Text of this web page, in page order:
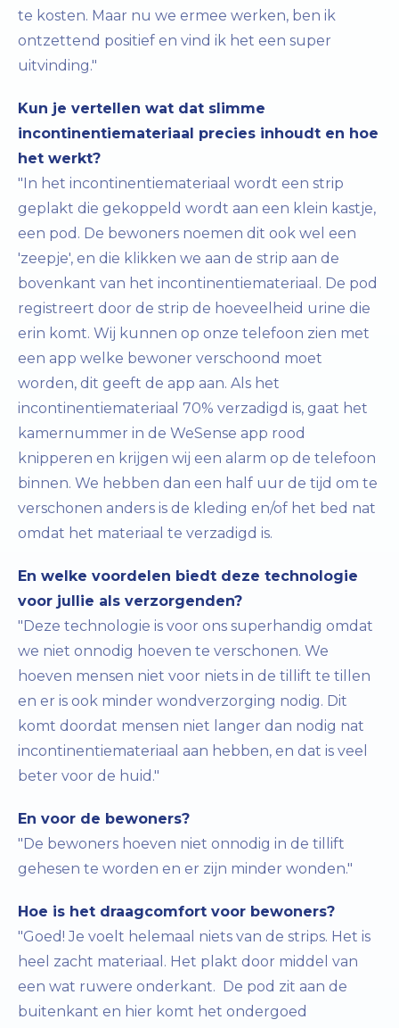
te kosten. Maar nu we ermee werken, ben ik
ontzettend positief en vind ik het een super
uitvinding."
Kun je vertellen wat dat slimme
incontinentiemateriaal precies inhoudt en hoe
het werkt?
"In het incontinentiemateriaal wordt een strip
geplakt die gekoppeld wordt aan een klein kastje,
een pod. De bewoners noemen dit ook wel een
'zeepje', en die klikken we aan de strip aan de
bovenkant van het incontinentiemateriaal. De pod
registreert door de strip de hoeveelheid urine die
erin komt. Wij kunnen op onze telefoon zien met
een app welke bewoner verschoond moet
worden, dit geeft de app aan. Als het
incontinentiemateriaal 70% verzadigd is, gaat het
kamernummer in de WeSense app rood
knipperen en krijgen wij een alarm op de telefoon
binnen. We hebben dan een half uur de tijd om te
verschonen anders is de kleding en/of het bed nat
omdat het materiaal te verzadigd is.
En welke voordelen biedt deze technologie
voor jullie als verzorgenden?
"Deze technologie is voor ons superhandig omdat
we niet onnodig hoeven te verschonen. We
hoeven mensen niet voor niets in de tillift te tillen
en er is ook minder wondverzorging nodig. Dit
komt doordat mensen niet langer dan nodig nat
incontinentiemateriaal aan hebben, en dat is veel
beter voor de huid."
En voor de bewoners?
"De bewoners hoeven niet onnodig in de tillift
gehesen te worden en er zijn minder wonden."
Hoe is het draagcomfort voor bewoners?
"Goed! Je voelt helemaal niets van de strips. Het is
heel zacht materiaal. Het plakt door middel van
een wat ruwere onderkant. De pod zit aan de
buitenkant en hier komt het ondergoed